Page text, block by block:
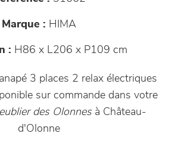
Marque : HIMA
: H86 x L206 x P109 cm
3 places 2 relax électriques
sur commande dans votre
des Olonnesà Château-
d'Olonne